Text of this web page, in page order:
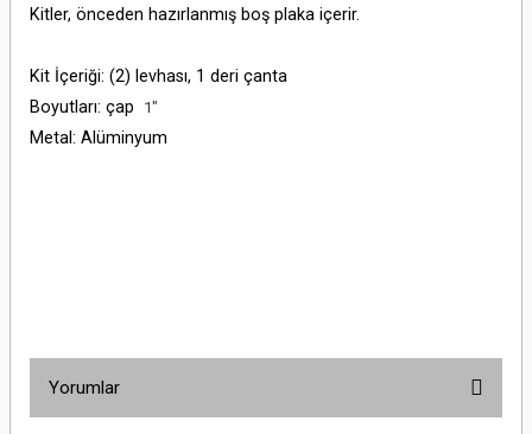
Kitler, önceden hazırlanmış boş plaka içerir.
Kit İçeriği: (2) levhası, 1 deri çanta
Boyutları: çap
1"
Metal: Alüminyum
Yorumlar